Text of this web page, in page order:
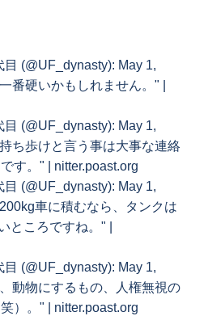
(@UF_dynasty): May 1,
番硬いかもしれません。" |
(@UF_dynasty): May 1,
ち歩けと言う事は大事な連絡
す。" | nitter.poast.org
(@UF_dynasty): May 1,
車に積むなら、タンクは
ところですね。" |
(@UF_dynasty): May 1,
動物にするもの、人権無視の
）。" | nitter.poast.org